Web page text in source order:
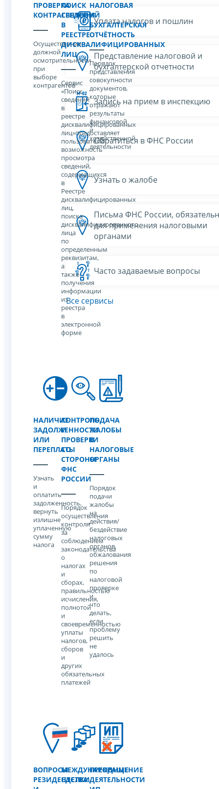
ПРОВЕРКА
КОНТРАГЕНТОВ
Осуществление
должной
осмотрительности
при
выборе
контрагентов
ПОИСК
СВЕДЕНИЙ
В
РЕЕСТРЕ
ДИСКВАЛИФИЦИРОВАННЫХ
ЛИЦ
Сервис
«Поиск
сведений
в
реестре
дисквалифицированных
лиц»предоставляет
пользователю
возможность
просмотра
сведений,
содержащихся
в
Реестре
дисквалифицированных
лиц,
поиска
дисквалифицированного
лица
по
определенным
реквизитам,
а
также
получения
информации
из
реестра
в
электронной
форме
НАЛОГОВАЯ
И
БУХГАЛТЕРСКАЯ
ОТЧЁТНОСТЬ
Порядок
представления
совокупности
документов,
которые
отражают
результаты
финансовой
и
хозяйственной
деятельности
НАЛИЧИЕ
ЗАДОЛЖЕННОСТИ
ИЛИ
ПЕРЕПЛАТЫ
Узнать
и
оплатить
задолженность,
вернуть
излишне
уплаченную
сумму
налога
КОНТРОЛЬ
И
ПРОВЕРКИ
СО
СТОРОНЫ
ФНС
РОССИИ
Порядок
осуществления
контроля
за
соблюдением
законодательства
о
налогах
и
сборах,
правильностью
исчисления,
полнотой
и
своевременностью
уплаты
налогов,
сборов
и
других
обязательных
платежей
ПОДАЧА
ЖАЛОБЫ
В
НАЛОГОВЫЕ
ОРГАНЫ
Порядок
подачи
жалобы
на
действия/
бездействие
налоговых
органов,
обжалования
решения
по
налоговой
проверке
и
что
делать,
если
проблему
решить
не
удалось
ВОПРОСЫ
РЕЗИДЕНТСТВА
МЕЖДУНАРОДНЫЕ
СДЕЛКИ
ПРЕКРАЩЕНИЕ
ДЕЯТЕЛЬНОСТИ
Уплата налогов и пошлин
Представление налоговой и
бухгалтерской отчетности
Запись на прием в инспекцию
Обратиться в ФНС России
Узнать о жалобе
Письма ФНС России,
для применения налоговыми
органами
Часто задаваемые вопросы
Все сервисы